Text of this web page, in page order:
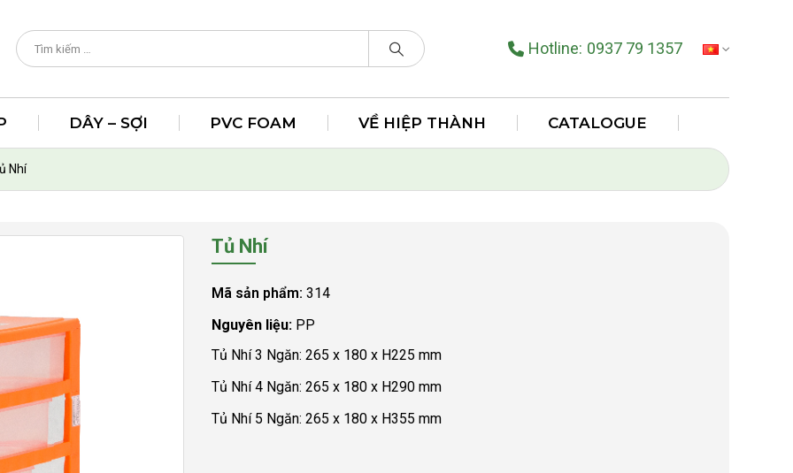
Hotline: 0937 79 1357
DÂY – SỢI PVC FOAM VỀ HIỆP THÀNH CATALOGUE
Nhí
Tủ Nhí
Mã sản phẩm: 314
Nguyên liệu: PP
Tủ Nhí 3 Ngăn: 265 x 180 x H225 mm
Tủ Nhí 4 Ngăn: 265 x 180 x H290 mm
Tủ Nhí 5 Ngăn: 265 x 180 x H355 mm